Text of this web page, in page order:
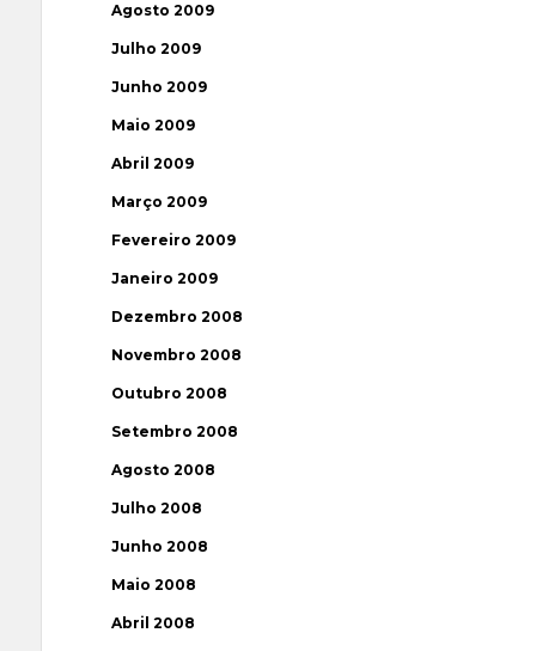
Agosto 2009
Julho 2009
Junho 2009
Maio 2009
Abril 2009
Março 2009
Fevereiro 2009
Janeiro 2009
Dezembro 2008
Novembro 2008
Outubro 2008
Setembro 2008
Agosto 2008
Julho 2008
Junho 2008
Maio 2008
Abril 2008